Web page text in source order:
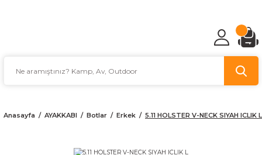
Anasayfa AYAKKABI Botlar Erkek 5.11 HOLSTER V-NECK SIYAH ICLIK L